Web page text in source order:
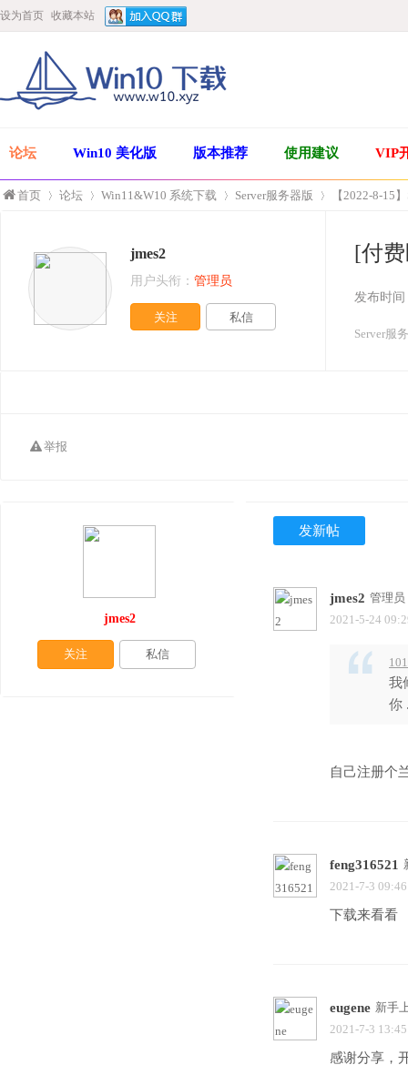
设为首页 收藏本站
论坛 Win10 美化版 版本推荐 使用建议 VIP
首页
»
论坛 Win11&W10 系统下载
›
Server服务器版 【2022-8-15
[付费
发布时间
Server服
jmes2
用户头衔： 管理员
关注 私信
举报
发新帖
jmes2 管理员
2021-5-24
我
你
自己注册个
feng316521
2021-7-3
下载来看看
eugene 新手
2021-7-3
感谢分享，
jmes2
关注 私信